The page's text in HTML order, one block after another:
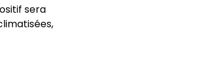
sera